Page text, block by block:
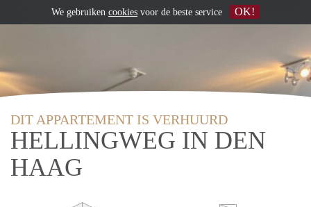
DIT APPARTEMENT IS VERHUURD
HELLINGWEG IN DEN
HAAG
We gebruiken cookies voor de beste service OK!